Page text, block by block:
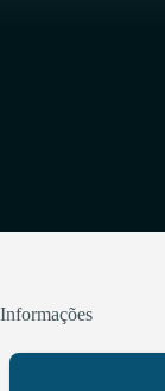
Informações